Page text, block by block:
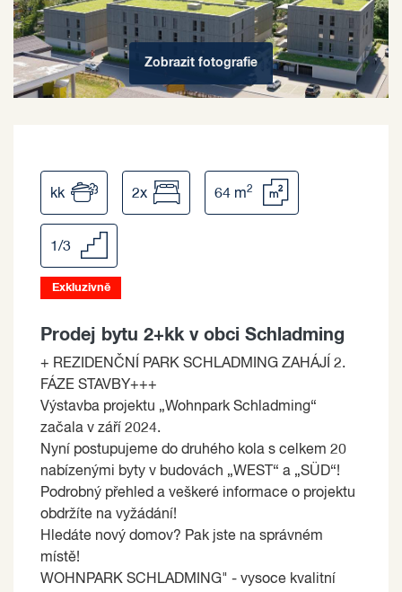
Zobrazit fotografie
kk 2x 64 m2
1/3
Exkluzivně
Prodej bytu 2+kk v obci Schladming
+ REZIDENČNÍ PARK SCHLADMING ZAHÁJÍ 2.
FÁZE STAVBY+++
Výstavba projektu „Wohnpark Schladming“
začala v září 2024.
Nyní postupujeme do druhého kola s celkem 20
nabízenými byty v budovách „WEST“ a „SÜD“!
Podrobný přehled a veškeré informace o projektu
obdržíte na vyžádání!
Hledáte nový domov? Pak jste na správném
místě!
WOHNPARK SCHLADMING" - vysoce kvalitní